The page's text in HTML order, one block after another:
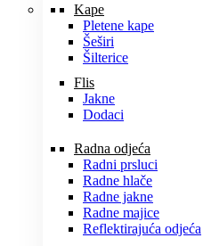
Kape
Pletene kape
Šeširi
Šilterice
Flis
Jakne
Dodaci
Radna odjeća
Radni prsluci
Radne hlače
Radne jakne
Radne majice
Reflektirajuća odjeća